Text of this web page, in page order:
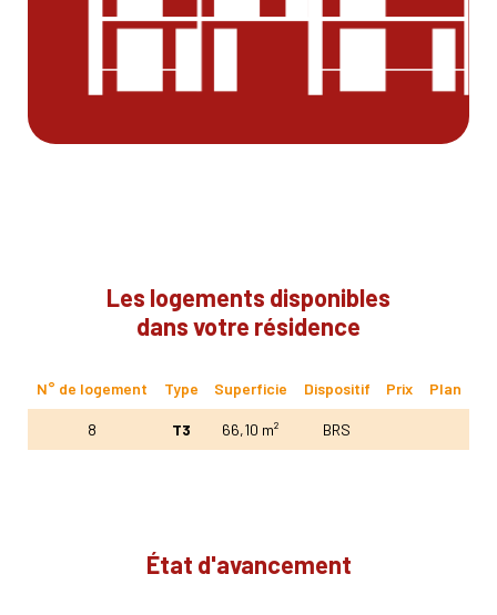
Les logements disponibles
dans votre résidence
N° de logement Type Superficie Dispositif Prix Plan
8 T3 66,10 m² BRS
État d'avancement